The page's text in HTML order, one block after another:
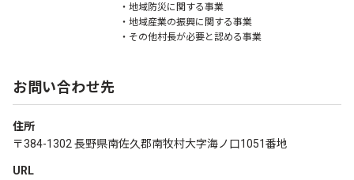
・地域防災に関する事業
・地域産業の振興に関する事業
・その他村長が必要と認める事業
お問い合わせ先
住所
〒384-1302 長野県南佐久郡南牧村大字海ノ口1051番地
URL